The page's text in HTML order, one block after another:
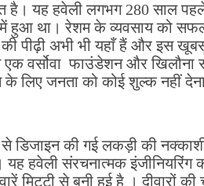
है। यह हवेली लगभग 280 साल
में हुआ था। रेशम के व्यवसाय को
अभी भी यहाँ हैं और इस
वर्सोवा फाउंडेशन और खिलौना
जनता को कोई शुल्क नहीं देना
डिजाइन की गई लकड़ी की
हवेली संरचनात्मक इंजीनियरिंग
मिट्टी से बनी हुई है । दीवारों